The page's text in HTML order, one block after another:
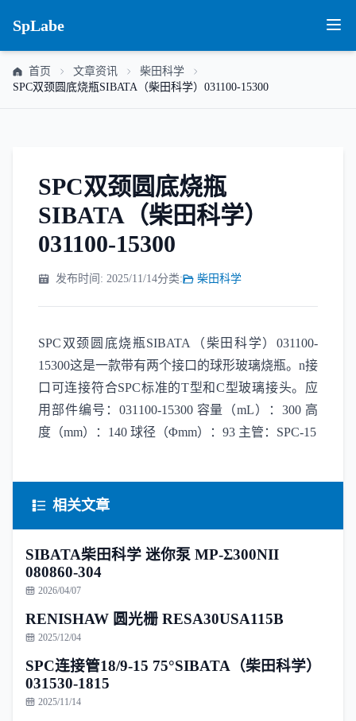
SpLabe
首页 文章资讯
柴田科学
SPC双颈圆底烧瓶SIBATA（柴田科学）031100-15300
SPC双颈圆底烧瓶
SIBATA（柴田科学）
031100-15300
发布时间: 2025/11/14分类: 柴田科学
SPC双颈圆底烧瓶SIBATA（柴田科学）031100-
15300这是一款带有两个接口的球形玻璃烧瓶。n接
口可连接符合SPC标准的T型和C型玻璃接头。应
用部件编号：031100-15300 容量（mL）：300 高
度（mm）：140 球径（Φmm）：93 主管：SPC-15
相关文章
SIBATA柴田科学 迷你泵 MP-Σ300NII
080860-304
2026/04/07
RENISHAW 圆光栅 RESA30USA115B
2025/12/04
SPC连接管18/9-15 75°SIBATA（柴田科学）
031530-1815
2025/11/14